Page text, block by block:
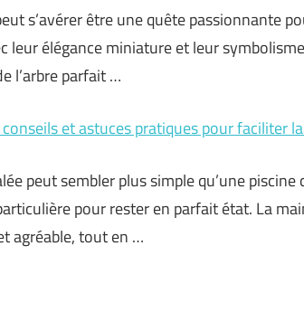
s’avérer être une quête passionnante
leur élégance miniature et leur
l’arbre parfait …
et astuces pratiques pour faciliter
peut sembler plus simple qu’une
pour rester en parfait état. La
agréable, tout en …